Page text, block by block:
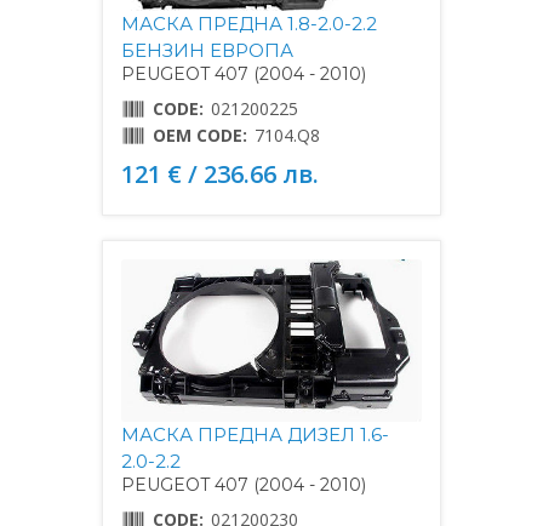
МАСКА ПРЕДНА 1.8-2.0-2.2
БЕНЗИН ЕВРОПА
PEUGEOT 407 (2004 - 2010)
CODE: 021200225
OEM CODE: 7104.Q8
121 € / 236.66 лв.
МАСКА ПРЕДНА ДИЗЕЛ 1.6-
2.0-2.2
PEUGEOT 407 (2004 - 2010)
CODE: 021200230